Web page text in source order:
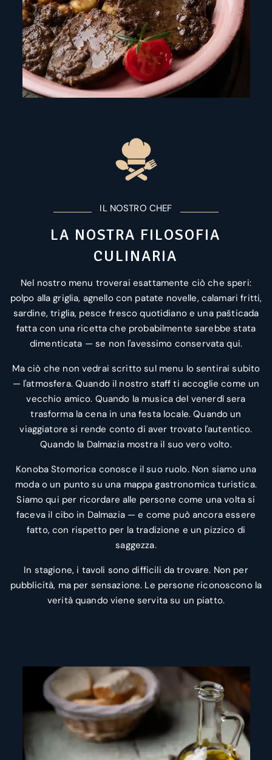
IL NOSTRO CHEF
LA NOSTRA FILOSOFIA
CULINARIA
Nel nostro menu troverai esattamente ciò che speri:
polpo alla griglia, agnello con patate novelle, calamari fritti,
sardine, triglia, pesce fresco quotidiano e una pašticada
fatta con una ricetta che probabilmente sarebbe stata
dimenticata — se non l'avessimo conservata qui.
Ma ciò che non vedrai scritto sul menu lo sentirai subito
— l'atmosfera. Quando il nostro staff ti accoglie come un
vecchio amico. Quando la musica del venerdì sera
trasforma la cena in una festa locale. Quando un
viaggiatore si rende conto di aver trovato l'autentico.
Quando la Dalmazia mostra il suo vero volto.
Konoba Stomorica conosce il suo ruolo. Non siamo una
moda o un punto su una mappa gastronomica turistica.
Siamo qui per ricordare alle persone come una volta si
faceva il cibo in Dalmazia — e come può ancora essere
fatto, con rispetto per la tradizione e un pizzico di
saggezza.
In stagione, i tavoli sono difficili da trovare. Non per
pubblicità, ma per sensazione. Le persone riconoscono la
verità quando viene servita su un piatto.